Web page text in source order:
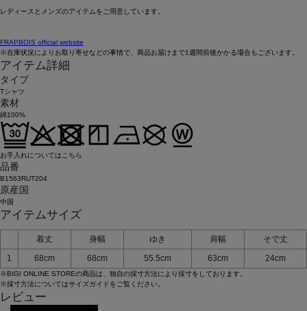
レディースとメンズのアイテムをご用意しています。
FRAPBOIS official website
※在庫状況によりお取り寄せなどの事情で、商品お届けまで1週間前後かかる場合もございます。
アイテム詳細
タイプ
Tシャツ
素材
綿100%
お手入れについてはこちら
品番
B1563RUT204
原産国
中国
アイテムサイズ
着丈 身幅 ゆき 肩幅
そで丈
1
68cm 68cm 55.5cm 63cm 24cm
※BIGI ONLINE STOREの商品は、独自の採寸方法により採寸をしております。
※採寸方法についてはサイズガイドをご覧ください。
レビュー